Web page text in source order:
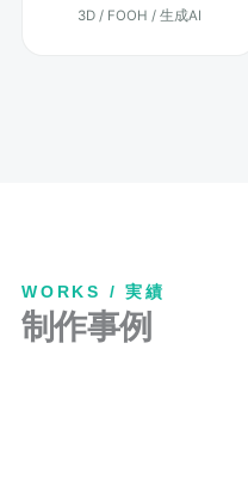
3D / FOOH / 生成AI
WORKS / 実績
制作事例